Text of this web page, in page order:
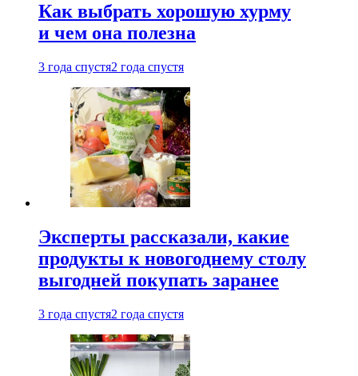
Как выбрать хорошую хурму
и чем она полезна
3 года спустя2 года спустя
Эксперты рассказали, какие
продукты к новогоднему столу
выгодней покупать заранее
3 года спустя2 года спустя